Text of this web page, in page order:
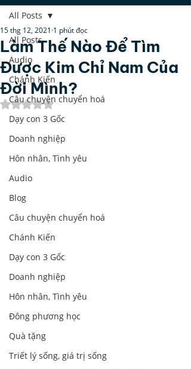
All Posts
Audio
Chánh Kiến
Câu chuyện chuyển hoá
Dạy con 3 Gốc
Doanh nghiệp
Hôn nhân, Tình yêu
Audio
Blog
Câu chuyện chuyển hoá
Chánh Kiến
Dạy con 3 Gốc
Doanh nghiệp
Hôn nhân, Tình yêu
Đông phương học
Quà tặng
Triết lý sống, giá trị sống
All Posts
Làm Thế Nào Để Tìm
Được Kim Chỉ Nam Của
Đời Mình?
15 thg 12, 2021 1 phút đọc
Đã xếp hạng NaN/5 sao.